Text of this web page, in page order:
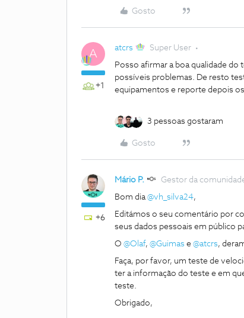
Gosto
A
+1
atcrs Super User
Posso afirmar a boa qualidade do
possíveis problemas. De resto
equipamentos e reporte depois
3 pessoas gostaram
Gosto
+6
Mário P. Gestor da
Bom dia@vh_silva24,
Editámos o seu comentário por
seus dados pessoais em público
O @Olaf, @Guimas e @atcrs,
Faça, por favor, um teste de
ter a informação do teste e em
teste.
Obrigado,